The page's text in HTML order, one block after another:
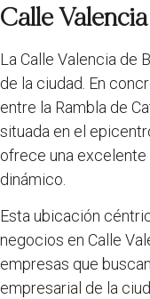
Calle Valencia
La Calle Valencia de
de la ciudad. En
entre la Rambla de
situada en el
ofrece una
dinámico.
Esta ubicación
negocios en Calle
empresas que
empresarial de la